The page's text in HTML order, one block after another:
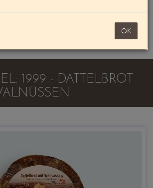
noch 100,00 €
Warenkorb
OK
1999 - DATTELBROT